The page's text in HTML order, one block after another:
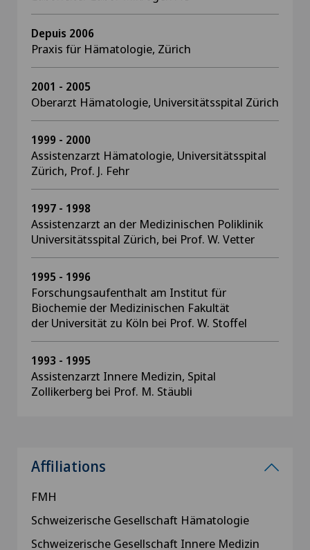
Depuis 2006
Praxis für Hämatologie, Zürich
2001 - 2005
Oberarzt Hämatologie, Universitätsspital Zürich
1999 - 2000
Assistenzarzt Hämatologie, Universitätsspital
Zürich, Prof. J. Fehr
1997 - 1998
Assistenzarzt an der Medizinischen Poliklinik
Universitätsspital Zürich, bei Prof. W. Vetter
1995 - 1996
Forschungsaufenthalt am Institut für
Biochemie der Medizinischen Fakultät
der Universität zu Köln bei Prof. W. Stoffel
1993 - 1995
Assistenzarzt Innere Medizin, Spital
Zollikerberg bei Prof. M. Stäubli
Affiliations
FMH
Schweizerische Gesellschaft Hämatologie
Schweizerische Gesellschaft Innere Medizin